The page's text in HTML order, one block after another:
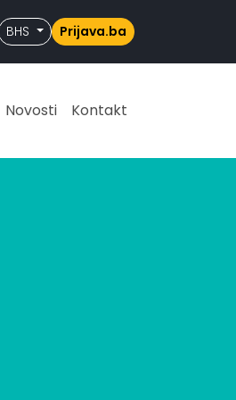
BHS Prijava.ba
Novosti Kontakt